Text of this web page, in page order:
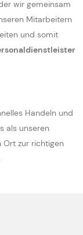
wir gemeinsam
Mitarbeitern
und somit
Handeln und
als unseren
zur richtigen